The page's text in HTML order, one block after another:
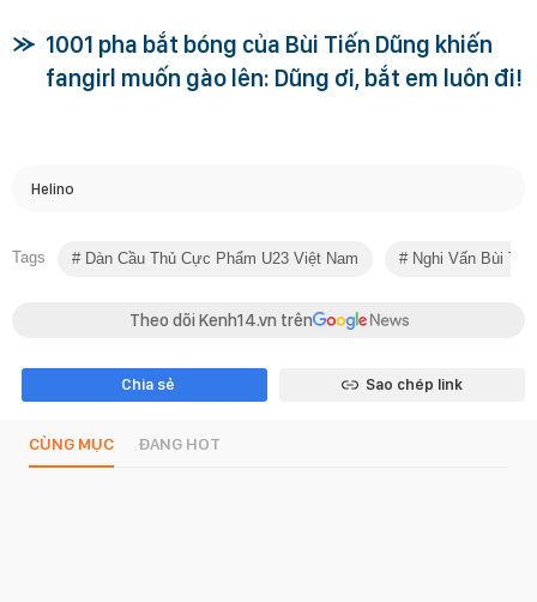
1001 pha bắt bóng của Bùi Tiến Dũng khiến
fangirl muốn gào lên: Dũng ơi, bắt em luôn đi!
Helino
Tags Dàn Cầu Thủ Cực Phẩm U23 Việt Nam Nghi Vấn Bùi
Theo dõi Kenh14.vn trên
Chia sẻ Sao chép link
CÙNG MỤC ĐANG HOT